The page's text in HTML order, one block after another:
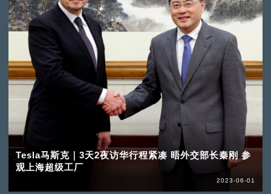
Tesla马斯克｜3天2夜访华行程紧凑 晤外交部长秦刚 参
观上海超级工厂
2023-06-01